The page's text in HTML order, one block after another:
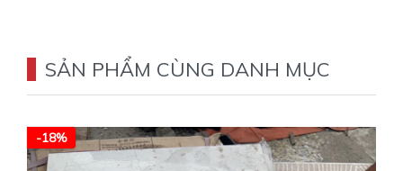
SẢN PHẨM CÙNG DANH MỤC
-18%